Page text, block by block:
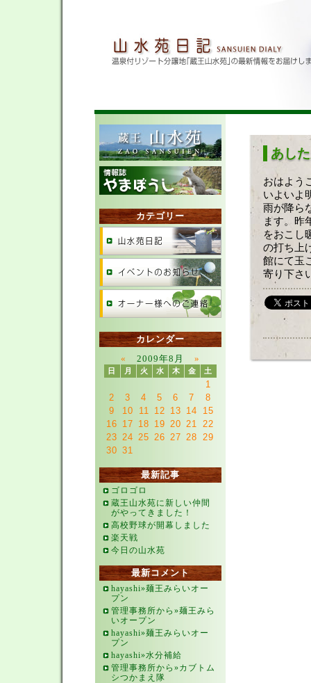
あし
おはよう
いよいよ
雨が降ら
ます。昨
をおこし
の打ち上
館にて玉
寄り下さ
カテゴリー
カレンダー
«
2009年8月 »
日 月 火 水 木 金 土
1
2
3 4 5 6 7
8
9
10 11 12 13 14
15
16 17 18 19 20 21 22
23 24 25 26 27 28 29
30 31
最新記事
ゴロゴロ
蔵王山水苑に新しい仲間
がやってきました！
高校野球が開幕しました
楽天戦
今日の山水苑
最新コメント
hayashi»麺王みらいオー
プン
管理事務所から»麺王みら
いオープン
hayashi»麺王みらいオー
プン
hayashi»水分補給
管理事務所から»カブトム
シつかまえ隊